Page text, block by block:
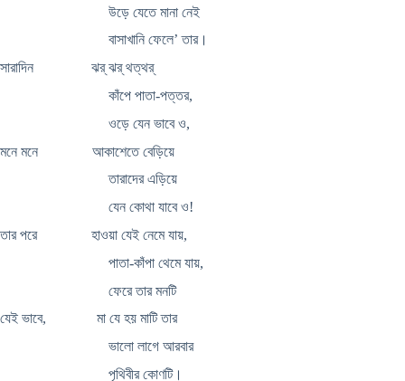
উড়ে যেতে মানা নেই
বাসাখানি ফেলে’ তার।
সারাদিন ঝর্ ঝর্ থত্থর্
কাঁপে পাতা-পত্তর,
ওড়ে যেন ভাবে ও,
মনে মনে আকাশেতে বেড়িয়ে
তারাদের এড়িয়ে
যেন কোথা যাবে ও!
তার পরে হাওয়া যেই নেমে যায়,
পাতা-কাঁপা থেমে যায়,
ফেরে তার মনটি
যেই ভাবে, মা যে হয় মাটি তার
ভালো লাগে আরবার
পৃথিবীর কোণটি।